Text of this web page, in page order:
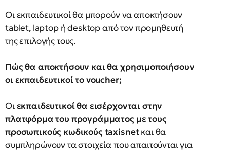
Οι εκπαιδευτικοί θα μπορούν να αποκτήσουν
tablet, laptop ή desktop από τον προμηθευτή
της επιλογής τους.
Πώς θα αποκτήσουν και θα χρησιμοποιήσουν
οι εκπαιδευτικοί το voucher;
Οιεκπαιδευτικοί θα εισέρχονται στην
πλατφόρμα του προγράμματος με τους
προσωπικούς κωδικούς taxisnetκαι θα
συμπληρώνουν τα στοιχεία που απαιτούνται για